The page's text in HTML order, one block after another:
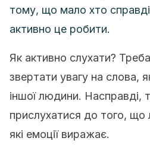
тому, що мало хто
активно це робити.
Як активно слухати?
звертати увагу на слова,
іншої людини. Насправді,
прислухатися до того, що
які емоції виражає.